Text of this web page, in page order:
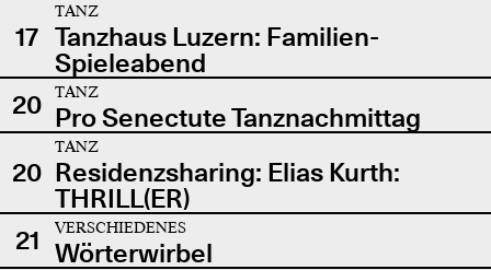
17
TANZ
Tanzhaus Luzern: Familien-
Spieleabend
20
TANZ
Pro Senectute Tanznachmittag
20
TANZ
Residenzsharing: Elias Kurth:
THRILL(ER)
21
VERSCHIEDENES
Wörterwirbel